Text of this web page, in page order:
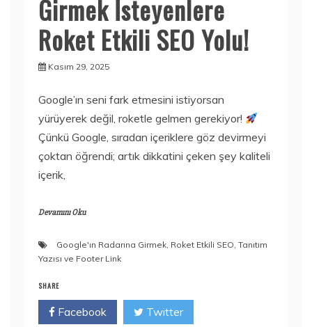
Girmek İsteyenlere
Roket Etkili SEO Yolu!
Kasım 29, 2025
Google’ın seni fark etmesini istiyorsan
yürüyerek değil, roketle gelmen gerekiyor!
Çünkü Google, sıradan içeriklere göz devirmeyi
çoktan öğrendi; artık dikkatini çeken şey kaliteli
içerik,
Devamını Oku
Google'ın Radarına Girmek, Roket Etkili SEO, Tanıtım
Yazısı ve Footer Link
SHARE
Facebook Twitter